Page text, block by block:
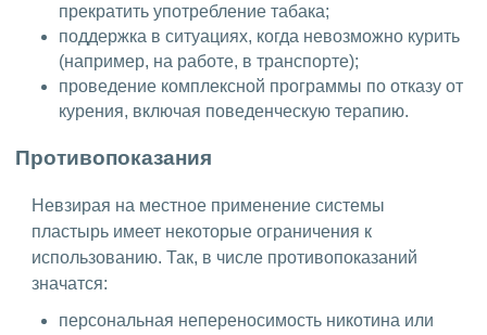
прекратить употребление табака;
поддержка в ситуациях, когда невозможно курить
(например, на работе, в транспорте);
проведение комплексной программы по отказу от
курения, включая поведенческую терапию.
Противопоказания
Невзирая на местное применение системы
пластырь имеет некоторые ограничения к
использованию. Так, в числе противопоказаний
значатся:
персональная непереносимость никотина или